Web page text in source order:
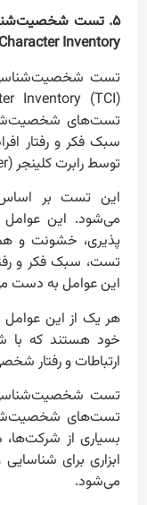
Inventory)
تست‌های
توسط رابرت کلینجر (Robert Cloninger) توسعه داده شد.
این تست بر
می‌شود. این عوامل
پذیری، خشونت و
تست، سبک فکر و
این عوامل به دست
هر یک از این
خود هستند که با
ارتباطات و رفتار
تست شخصیت‌شناسی
تست‌های
بسیاری از
ابزاری برای
می‌شود.